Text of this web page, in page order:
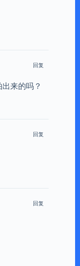
回复
来的吗？
回复
回复